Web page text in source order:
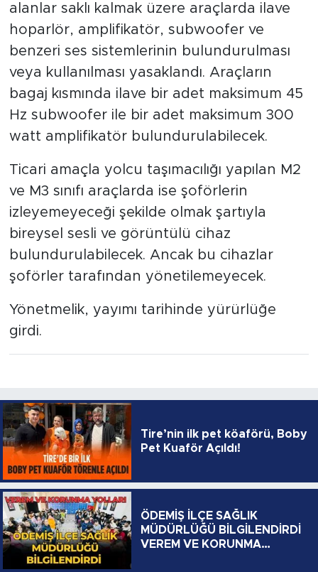
alanlar saklı kalmak üzere araçlarda ilave
hoparlör, amplifikatör, subwoofer ve
benzeri ses sistemlerinin bulundurulması
veya kullanılması yasaklandı. Araçların
bagaj kısmında ilave bir adet maksimum 45
Hz subwoofer ile bir adet maksimum 300
watt amplifikatör bulundurulabilecek.
Ticari amaçla yolcu taşımacılığı yapılan M2
ve M3 sınıfı araçlarda ise şoförlerin
izleyemeyeceği şekilde olmak şartıyla
bireysel sesli ve görüntülü cihaz
bulundurulabilecek. Ancak bu cihazlar
şoförler tarafından yönetilemeyecek.
Yönetmelik, yayımı tarihinde yürürlüğe
girdi.
Tire’nin ilk pet köaförü, Boby
Pet Kuaför Açıldı!
ÖDEMİŞ İLÇE SAĞLIK
MÜDÜRLÜĞÜ BİLGİLENDİRDİ
VEREM VE KORUNMA